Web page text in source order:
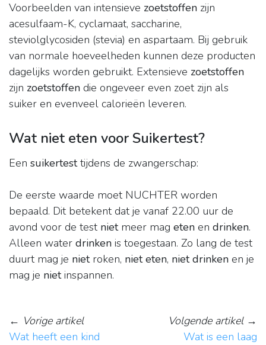
Voorbeelden van intensieve zoetstoffen zijn
acesulfaam-K, cyclamaat, saccharine,
steviolglycosiden (stevia) en aspartaam. Bij gebruik
van normale hoeveelheden kunnen deze producten
dagelijks worden gebruikt. Extensieve zoetstoffen
zijn zoetstoffen die ongeveer even zoet zijn als
suiker en evenveel calorieën leveren.
Wat niet eten voor Suikertest?
Een suikertesttijdens de zwangerschap:
De eerste waarde moet NUCHTER worden
bepaald. Dit betekent dat je vanaf 22.00 uur de
avond voor de test nietmeer mag eten en drinken.
Alleen water drinken is toegestaan. Zo lang de test
duurt mag je nietroken, niet eten, niet drinken en je
mag je nietinspannen.
← Vorige artikel
Wat heeft een kind
Volgende artikel→
Wat is een laag